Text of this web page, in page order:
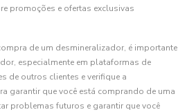
promoções e ofertas exclusivas
de um desmineralizador, é importante
especialmente em plataformas de
de outros clientes e verifique a
garantir que você está comprando de uma
problemas futuros e garantir que você